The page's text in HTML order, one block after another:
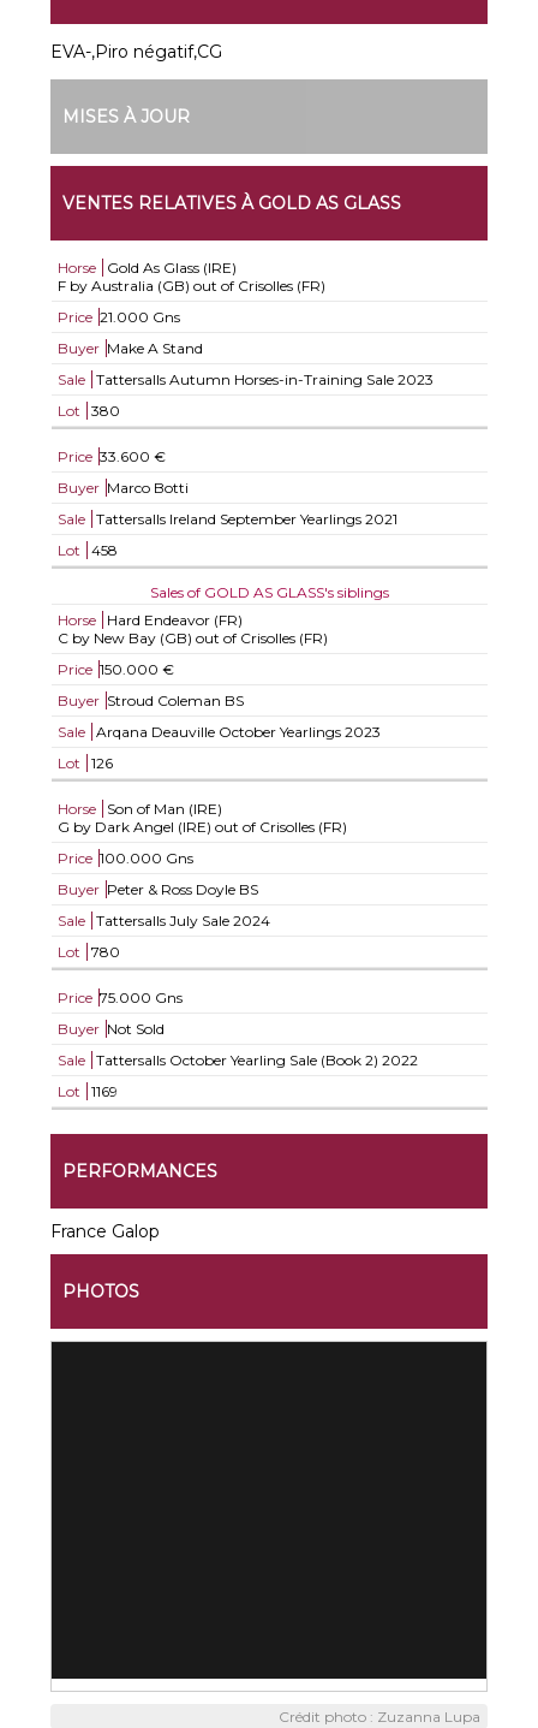
EVA-,Piro négatif,CG
MISES À JOUR
VENTES RELATIVES À GOLD AS GLASS
Horse
Gold As Glass (IRE)
F by Australia (GB) out of Crisolles (FR)
Price 21.000 Gns
Buyer Make A Stand
Sale
Tattersalls Autumn Horses-in-Training Sale 2023
Lot
380
Price 33.600 €
Buyer Marco Botti
Sale
Tattersalls Ireland September Yearlings 2021
Lot
458
Sales of GOLD AS GLASS's siblings
Horse
Hard Endeavor (FR)
C by New Bay (GB) out of Crisolles (FR)
Price 150.000 €
Buyer Stroud Coleman BS
Sale
Arqana Deauville October Yearlings 2023
Lot
126
Horse
Son of Man (IRE)
G by Dark Angel (IRE) out of Crisolles (FR)
Price 100.000 Gns
Buyer Peter & Ross Doyle BS
Sale
Tattersalls July Sale 2024
Lot
780
Price 75.000 Gns
Buyer Not Sold
Sale
Tattersalls October Yearling Sale (Book 2) 2022
Lot
1169
PERFORMANCES
France Galop
PHOTOS
Crédit photo : Zuzanna Lupa